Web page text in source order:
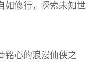
如修行，探索未知世
铭心的浪漫仙侠之